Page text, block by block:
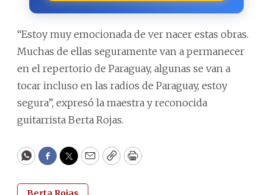
“Estoy muy emocionada de ver nacer estas obras.
Muchas de ellas seguramente van a permanecer
en el repertorio de Paraguay, algunas se van a
tocar incluso en las radios de Paraguay, estoy
segura”, expresó la maestra y reconocida
guitarrista Berta Rojas.
WhatsApp
Facebook
Twitter
EmailCopyPrint